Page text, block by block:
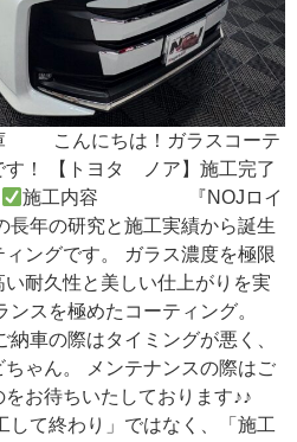
こんにちは！ガラスコーテ
す！ 【トヨタ ノア】施工完了
施工内容 『NOJロイ
長年の研究と施工実績から誕生
ングです。 ガラス濃度を極限
耐久性と美しい仕上がりを実
スを極めたコーティング。
イミングが悪く、
ゃん。 メンテナンスの際はご
お待ちいたしております♪♪
て終わり」ではなく、「施工